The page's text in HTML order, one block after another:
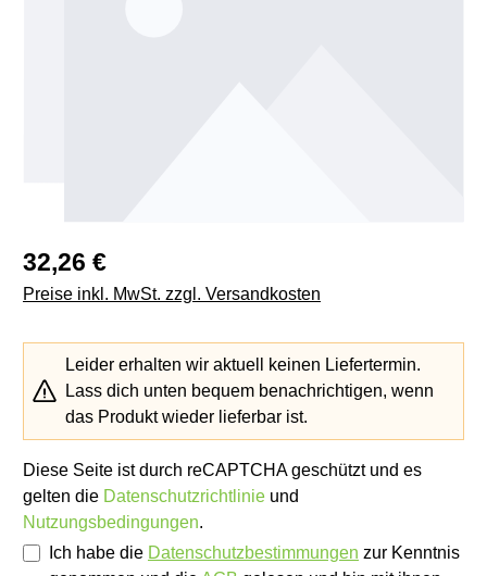
Regulärer Preis:
32,26 €
Preise inkl. MwSt. zzgl. Versandkosten
Leider erhalten wir aktuell keinen Liefertermin.
Lass dich unten bequem benachrichtigen, wenn
das Produkt wieder lieferbar ist.
Diese Seite ist durch reCAPTCHA geschützt und es
gelten die Datenschutzrichtlinie und
Nutzungsbedingungen.
Ich habe die Datenschutzbestimmungen zur Kenntnis